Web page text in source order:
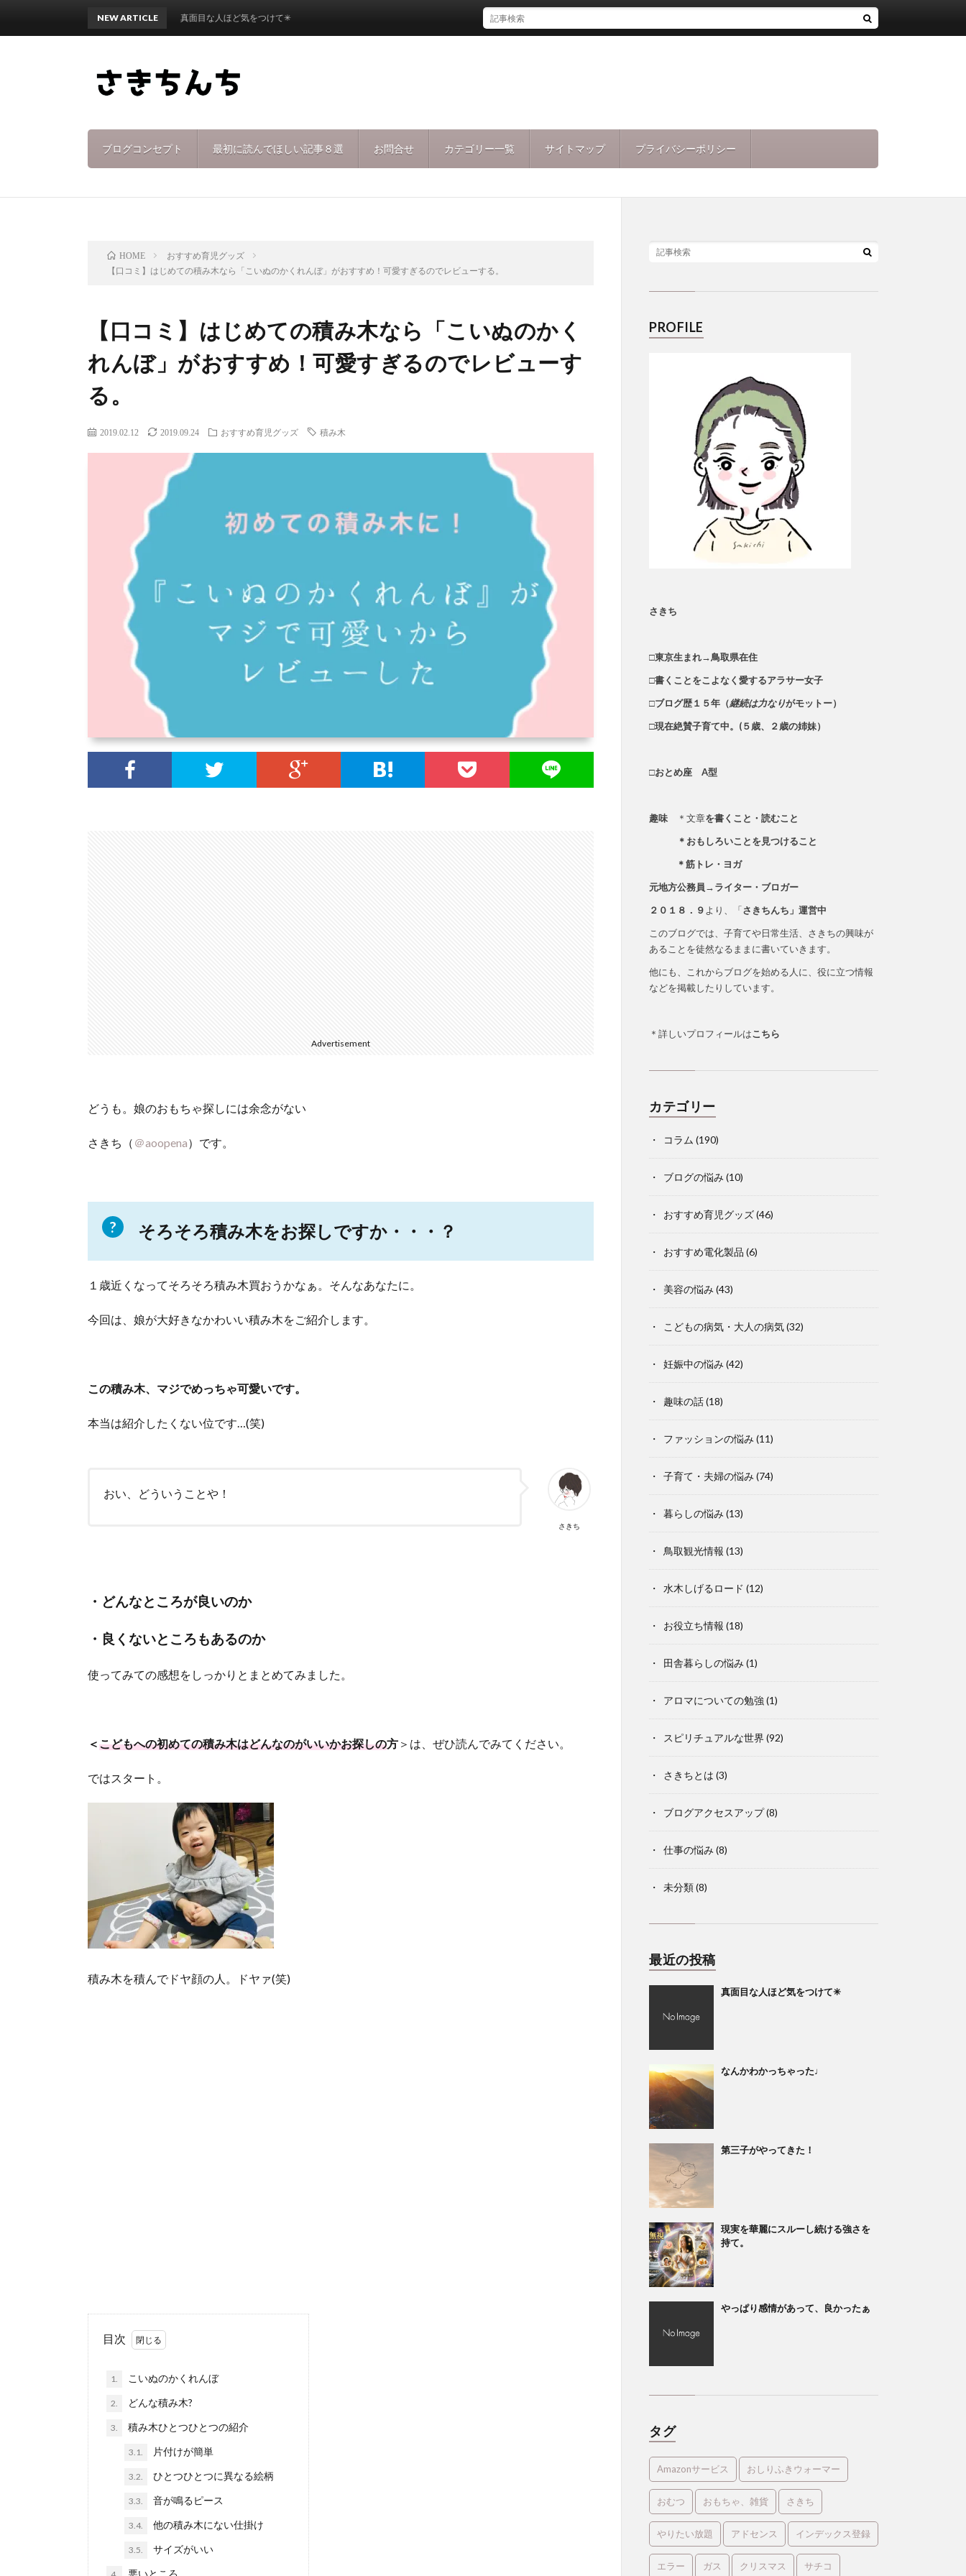
ブログコンセプト 最初に読んでほしい記事８選 お問合せ カテゴリー一覧 サイトマップ プライバシーポリシー
NEW ARTICLE真面目な人ほど気をつけて✳︎
HOME
おすすめ育児グッズ
【口コミ】はじめての積み木なら「こいぬのかくれんぼ」がおすすめ！可愛すぎるのでレビューする。
【口コミ】はじめての積み木なら「こいぬのかく
れんぼ」がおすすめ！可愛すぎるのでレビューす
る。
2019.02.12 2019.09.24 おすすめ育児グッズ 積み木
Advertisement
どうも。娘のおもちゃ探しには余念がない
さきち（ ＠aoopena）です。
そろそろ積み木をお探しですか・・・？
１歳近くなってそろそろ積み木買おうかなぁ。そんなあなたに。
今回は、娘が大好きなかわいい積み木をご紹介します。
この積み木、マジでめっちゃ可愛いです。
本当は紹介したくない位です…(笑)
さきち
おい、どういうことや！
・どんなところが良いのか
・良くないところもあるのか
使ってみての感想をしっかりとまとめてみました。
＜こどもへの初めての積み木はどんなのがいいかお探しの方 ＞は、ぜひ読んでみてください。
ではスタート。
積み木を積んでドヤ顔の人。ドヤァ(笑)
目次
1. こいぬのかくれんぼ
2. どんな積み木?
3. 積み木ひとつひとつの紹介
3.1. 片付けが簡単
3.2. ひとつひとつに異なる絵柄
3.3. 音が鳴るピース
3.4. 他の積み木にない仕掛け
3.5. サイズがいい
悪いところ
PROFILE
さきち
□東京生まれ→鳥取県在住
□書くことをこよなく愛するアラサー女子
□ブログ歴１５年（継続は力なりがモットー）
□現在絶賛子育て中。(５歳、２歳の姉妹）
□おとめ座 A型
趣味 ＊文章を書くこと・読むこと
＊おもしろいことを見つけること
＊筋トレ・ヨガ
元地方公務員→ライター・ブロガー
２０１８．９ より、「さきちんち」運営中
このブログでは、子育てや日常生活、さきちの興味が
あることを徒然なるままに書いていきます。
他にも、これからブログを始める人に、役に立つ情報
などを掲載したりしています。
＊詳しいプロフィールはこちら
カテゴリー
コラム (190)
ブログの悩み (10)
おすすめ育児グッズ(46)
おすすめ電化製品 (6)
美容の悩み (43)
こどもの病気・大人の病気(32)
妊娠中の悩み (42)
趣味の話(18)
ファッションの悩み (11)
子育て・夫婦の悩み (74)
暮らしの悩み (13)
鳥取観光情報 (13)
水木しげるロード (12)
お役立ち情報 (18)
田舎暮らしの悩み (1)
アロマについての勉強 (1)
スピリチュアルな世界 (92)
さきちとは (3)
ブログアクセスアップ(8)
仕事の悩み (8)
未分類(8)
最近の投稿
真面目な人ほど気をつけて✳︎
なんかわかっちゃった♩
第三子がやってきた！
現実を華麗にスルーし続ける強さを
持て。
やっぱり感情があって、良かったぁ
タグ
Amazonサービス おしりふきウォーマー
おむつ おもちゃ、雑貨 さきち
やりたい放題 アドセンス インデックス登録
エラー ガス クリスマス サチコ